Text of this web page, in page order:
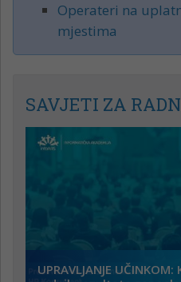
Operateri na
mjestima
SAVJETI ZA
UPRAVLJANJE